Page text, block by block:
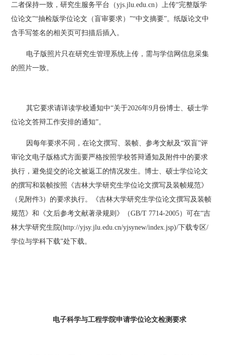
二者保持一致 ，研究生 服务平台（yjs.jlu.edu.cn） 上传“完整版学
位论文”“抽检版学位论文（盲审要求）”“中文摘要”。纸版论文中
含手写签名的相关页可扫描后插入。
电子版照片只在研究生管理系统上传，需与学信网信息采集
的照片一致。
其它要求请详读学校通知中“关于2026年9 月份博士、硕士学
位论文答辩工作安排的通知”。
因每年要求不同，在论文撰写、装帧、参考文献及“双盲”评
审论文电子版格式方面要严格按照学校答辩通知及附件中的要求
执行，避免提交的论文被返工的情况发生。博士、硕士学位论文
的撰写和装帧按照《吉林大学研究生学位论文撰写及装帧规范》
（见附件3）的要求执行。《吉林大学研究生学位论文撰写及装帧
规范》和《文后参考文献著录规则》（GB/T 7714-2005）可在“吉
林大学研究生院(http://yjsy.jlu.edu.cn/yjsynew/index.jsp)/下载专区/
学位与学科下载”处下载。
电子科学与工程学院申请学位论文检测要求